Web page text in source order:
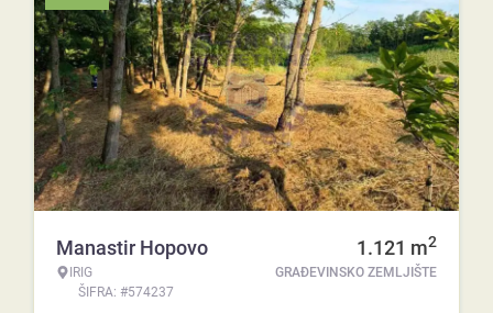
Manastir Hopovo
IRIG
ŠIFRA: #574237
1.121 m2
GRAĐEVINSKO ZEMLJIŠTE